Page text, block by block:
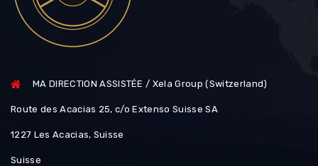
MA DIRECTION ASSISTÉE / Xela Group (Switzerland)
Route des Acacias 25, c/o Extenso Suisse SA
1227 Les Acacias, Suisse
Suisse